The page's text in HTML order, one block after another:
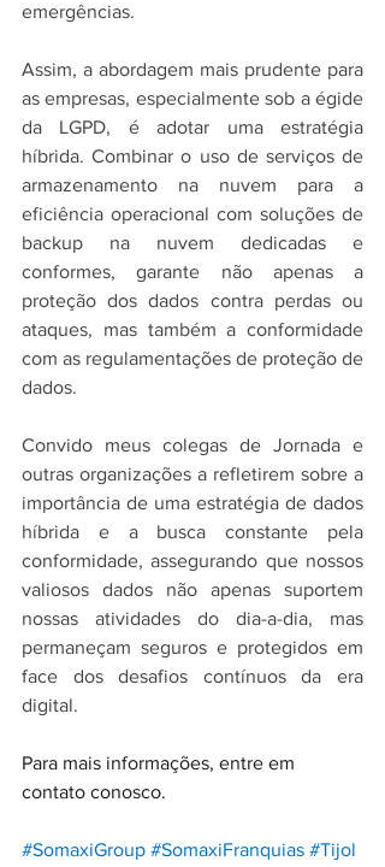
emergências.
Assim, a abordagem mais prudente para
as empresas, especialmente sob a égide
da LGPD, é adotar uma estratégia
híbrida. Combinar o uso de serviços de
armazenamento na nuvem para a
eficiência operacional com soluções de
backup na nuvem dedicadas e
conformes, garante não apenas a
proteção dos dados contra perdas ou
ataques, mas também a conformidade
com as regulamentações de proteção de
dados.
Convido meus colegas de Jornada e
outras organizações a refletirem sobre a
importância de uma estratégia de dados
híbrida e a busca constante pela
conformidade, assegurando que nossos
valiosos dados não apenas suportem
nossas atividades do dia-a-dia, mas
permaneçam seguros e protegidos em
face dos desafios contínuos da era
digital.
Para mais informações, entre em
contato conosco.
#SomaxiGroup #SomaxiFranquias #Tijol